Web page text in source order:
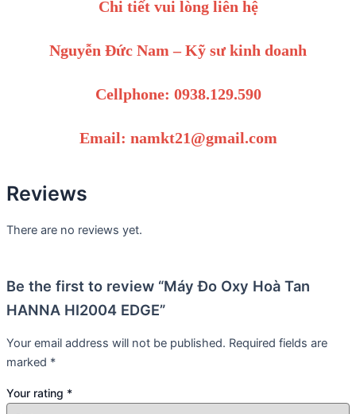
Chi tiết vui lòng liên hệ
Nguyễn Đức Nam – Kỹ sư kinh doanh
Cellphone: 0938.129.590
Email: namkt21@gmail.com
Reviews
There are no reviews yet.
Be the first to review “Máy Đo Oxy Hoà Tan
HANNA HI2004 EDGE”
Your email address will not be published. Required fields are
marked *
Your rating *